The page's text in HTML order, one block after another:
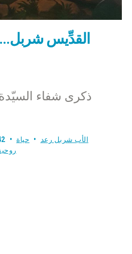
القدِّيس
الأب شربل رعد
حياة